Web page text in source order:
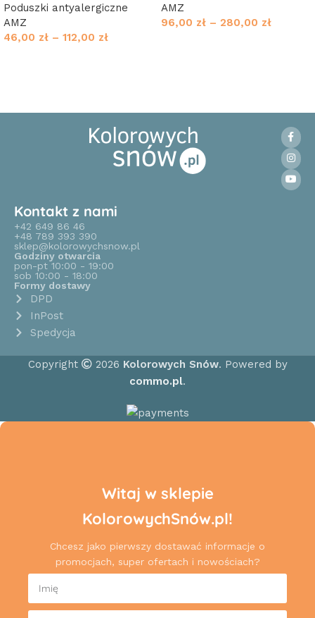
Poduszki antyalergiczne
AMZ
46,00 zł – 112,00 zł
AMZ
96,00 zł – 280,00 zł
Kontakt z nami
+42 649 86 46
+48 789 393 390
sklep@kolorowychsnow.pl
Godziny otwarcia
pon-pt 10:00 - 19:00
sob 10:00 - 18:00
Formy dostawy
DPD
InPost
Spedycja
Copyright 2026 Kolorowych Snów. Powered by
commo.pl.
Witaj w sklepie
KolorowychSnów.pl!
Chcesz jako pierwszy dostawać informacje o
promocjach, super ofertach i nowościach?